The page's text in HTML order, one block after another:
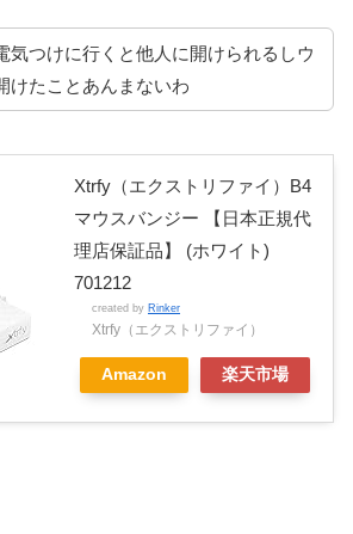
気つけに行くと他人に開けられるしウ
けたことあんまないわ
Xtrfy（エクストリファイ）B4
マウスバンジー 【日本正規代
理店保証品】 (ホワイト)
701212
created by Rinker
Xtrfy（エクストリファイ）
Amazon 楽天市場